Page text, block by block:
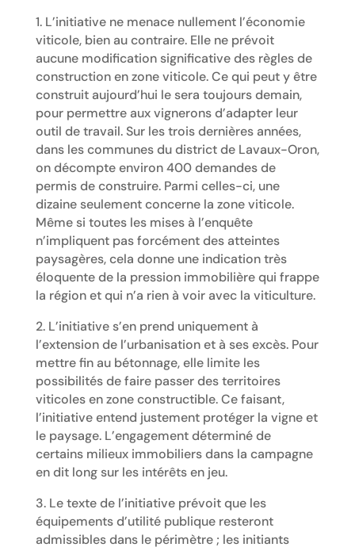
1. L’initiative ne menace nullement l’économie
viticole, bien au contraire. Elle ne prévoit
aucune modification significative des règles de
construction en zone viticole. Ce qui peut y être
construit aujourd’hui le sera toujours demain,
pour permettre aux vignerons d’adapter leur
outil de travail. Sur les trois dernières années,
dans les communes du district de Lavaux-Oron,
on décompte environ 400 demandes de
permis de construire. Parmi celles-ci, une
dizaine seulement concerne la zone viticole.
Même si toutes les mises à l’enquête
n’impliquent pas forcément des atteintes
paysagères, cela donne une indication très
éloquente de la pression immobilière qui frappe
la région et qui n’a rien à voir avec la viticulture.
2. L’initiative s’en prend uniquement à
l’extension de l’urbanisation et à ses excès. Pour
mettre fin au bétonnage, elle limite les
possibilités de faire passer des territoires
viticoles en zone constructible. Ce faisant,
l’initiative entend justement protéger la vigne et
le paysage. L’engagement déterminé de
certains milieux immobiliers dans la campagne
en dit long sur les intérêts en jeu.
3. Le texte de l’initiative prévoit que les
équipements d’utilité publique resteront
admissibles dans le périmètre ; les initiants